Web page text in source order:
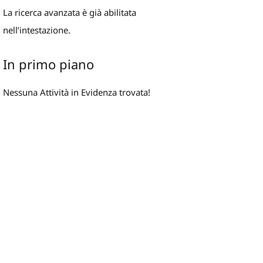
La ricerca avanzata è già abilitata
nell’intestazione.
In primo piano
Nessuna Attività in Evidenza trovata!